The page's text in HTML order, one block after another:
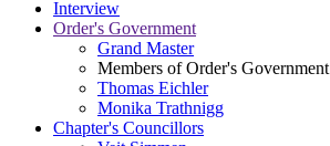
Interview
Order's Government
Grand Master
Members of Order's Government
Thomas Eichler
Monika Trathnigg
Chapter's Councillors